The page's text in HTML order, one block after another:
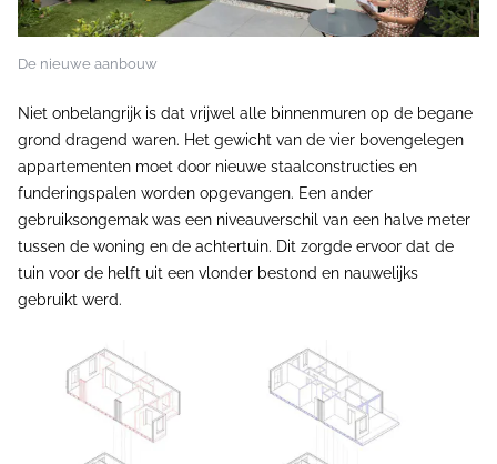
De nieuwe aanbouw
Niet onbelangrijk is dat vrijwel alle binnenmuren op de begane
grond dragend waren. Het gewicht van de vier bovengelegen
appartementen moet door nieuwe staalconstructies en
funderingspalen worden opgevangen. Een ander
gebruiksongemak was een niveauverschil van een halve meter
tussen de woning en de achtertuin. Dit zorgde ervoor dat de
tuin voor de helft uit een vlonder bestond en nauwelijks
gebruikt werd.